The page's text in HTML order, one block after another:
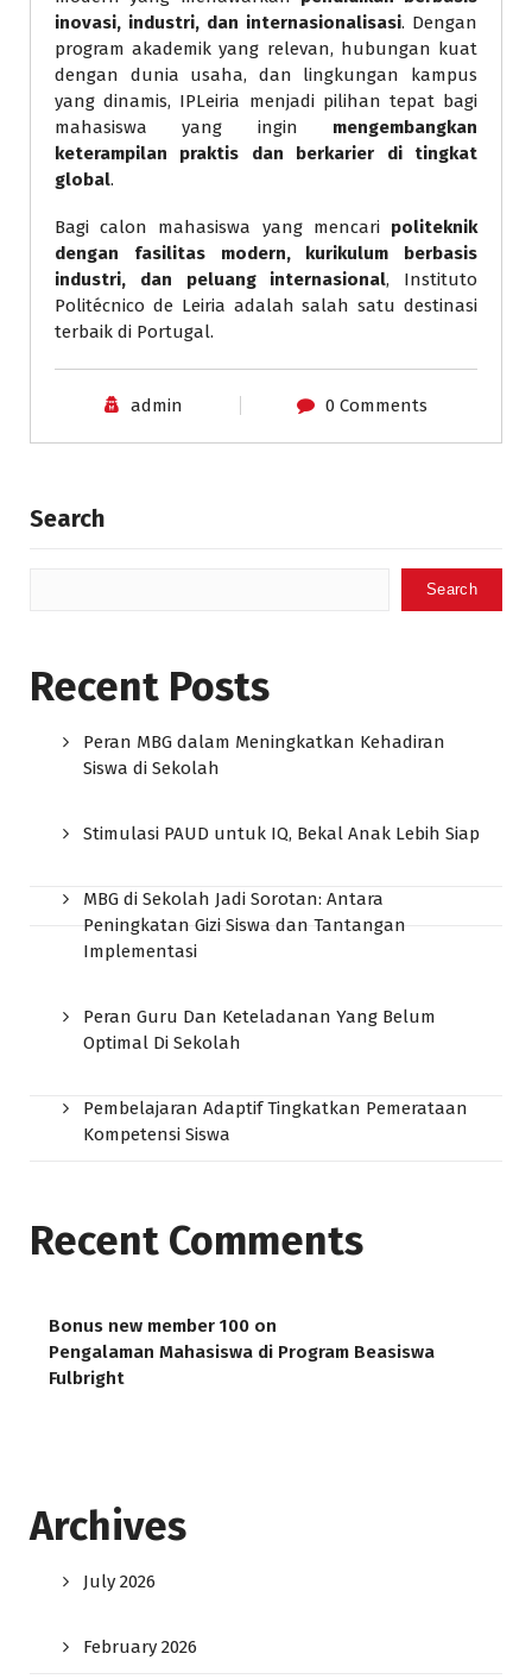
inovasi, industri, dan internasionalisasi. Dengan
program akademik yang relevan, hubungan kuat
dengan dunia usaha, dan lingkungan kampus
yang dinamis, IPLeiria menjadi pilihan tepat bagi
mahasiswa yang ingin mengembangkan
keterampilan praktis dan berkarier di tingkat
global.
Bagi calon mahasiswa yang mencari politeknik
dengan fasilitas modern, kurikulum berbasis
industri, dan peluang internasional, Instituto
Politécnico de Leiria adalah salah satu destinasi
terbaik di Portugal.
admin 0 Comments
Search
Search
Recent Posts
Peran MBG dalam Meningkatkan Kehadiran
Siswa di Sekolah
Stimulasi PAUD untuk IQ, Bekal Anak Lebih Siap
MBG di Sekolah Jadi Sorotan: Antara
Peningkatan Gizi Siswa dan Tantangan
Implementasi
Peran Guru Dan Keteladanan Yang Belum
Optimal Di Sekolah
Pembelajaran Adaptif Tingkatkan Pemerataan
Kompetensi Siswa
Recent Comments
Bonus new member 100 on
Pengalaman Mahasiswa di Program Beasiswa
Fulbright
Archives
July 2026
February 2026